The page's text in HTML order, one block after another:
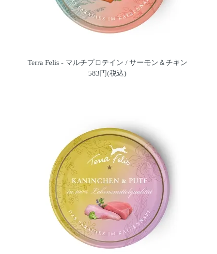
Terra Felis - マルチプロテイン / サーモン＆チキン
583円(税込)